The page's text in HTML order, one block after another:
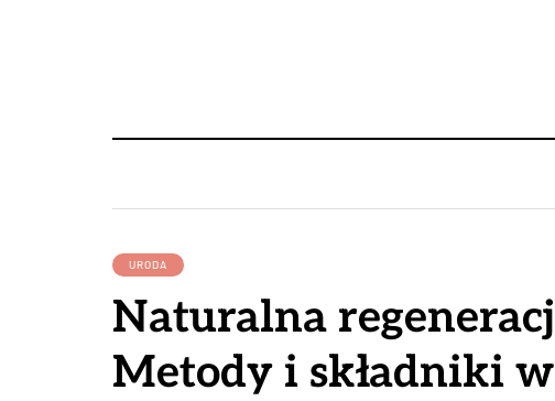
URODA
Naturalna
Metody i składniki